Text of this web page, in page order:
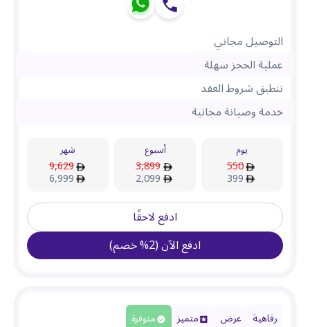
التوصيل مجاني
عملية الحجز سهلة
تنطبق شروط العقد
خدمة وصيانة مجانية
يوم
550
399
أسبوع
3,899
2,099
شهر
9,629
6,999
ادفع لاحقًا
ادفع الآن(
2
%خصم)
رفاهية عرض متميز متوفرة